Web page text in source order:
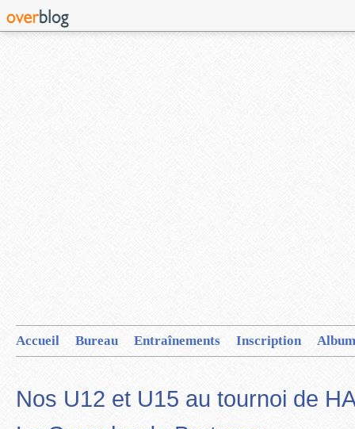
Accueil Bureau Entraînements Inscription
Nos U12 et U15 au tournoi de